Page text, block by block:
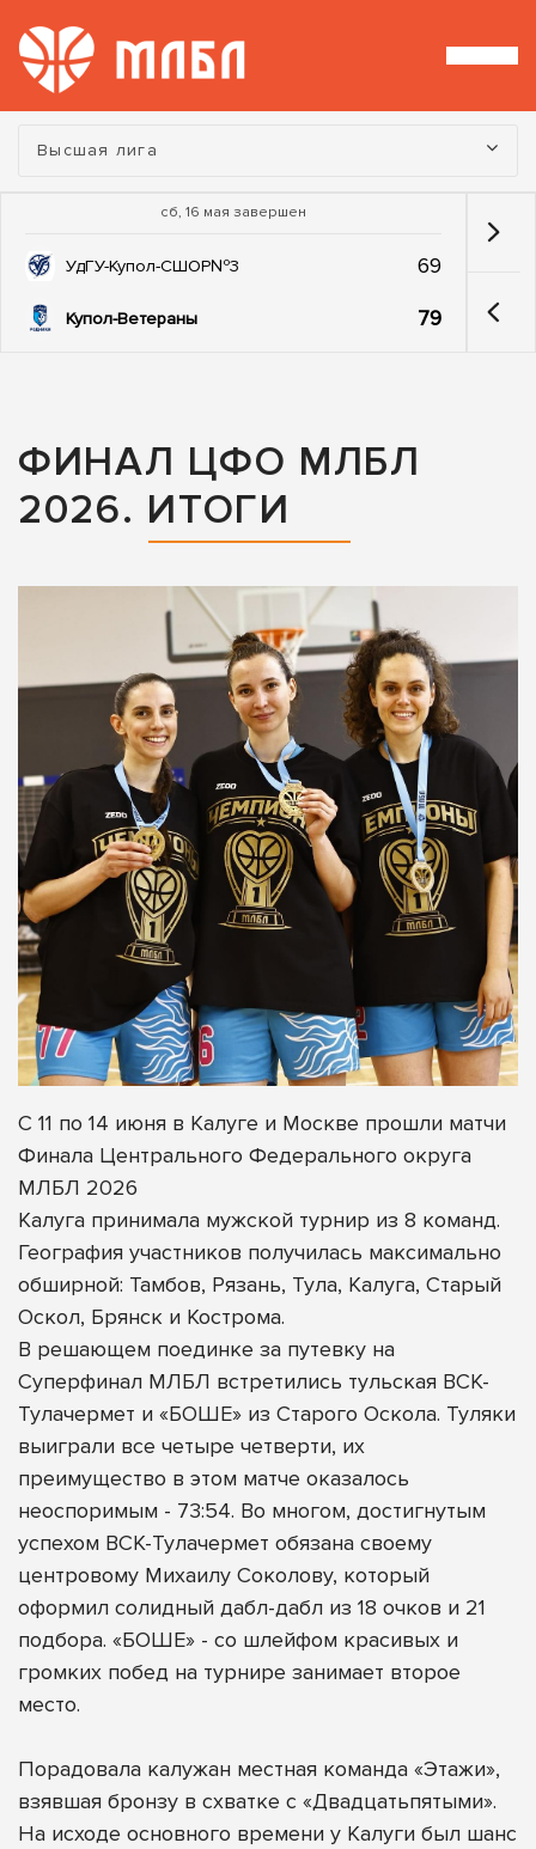
Турнир:
Высшая лига
сб, 16 мая завершен
УдГУ-Купол-СШОР№3 69
Купол-Ветераны 79
ФИНАЛ ЦФО МЛБЛ
2026. ИТОГИ
С 11 по 14 июня в Калуге и Москве прошли матчи
Финала Центрального Федерального округа
МЛБЛ 2026
Калуга принимала мужской турнир из 8 команд.
География участников получилась максимально
обширной: Тамбов, Рязань, Тула, Калуга, Старый
Оскол, Брянск и Кострома.
В решающем поединке за путевку на
Суперфинал МЛБЛ встретились тульская ВСК-
Тулачермет и «БОШЕ» из Старого Оскола. Туляки
выиграли все четыре четверти, их
преимущество в этом матче оказалось
неоспоримым - 73:54. Во многом, достигнутым
успехом ВСК-Тулачермет обязана своему
центровому Михаилу Соколову, который
оформил солидный дабл-дабл из 18 очков и 21
подбора. «БОШЕ» - со шлейфом красивых и
громких побед на турнире занимает второе
место.
Порадовала калужан местная команда «Этажи»,
взявшая бронзу в схватке с «Двадцатьпятыми».
На исходе основного времени у Калуги был шанс